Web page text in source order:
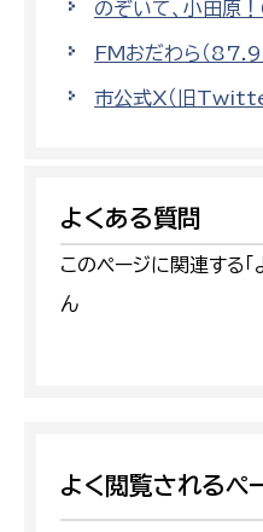
のぞいて、小田
FMおだわら（
市公式X（旧
よくある質問
このページに関連する「
ん
よく閲覧されるペ